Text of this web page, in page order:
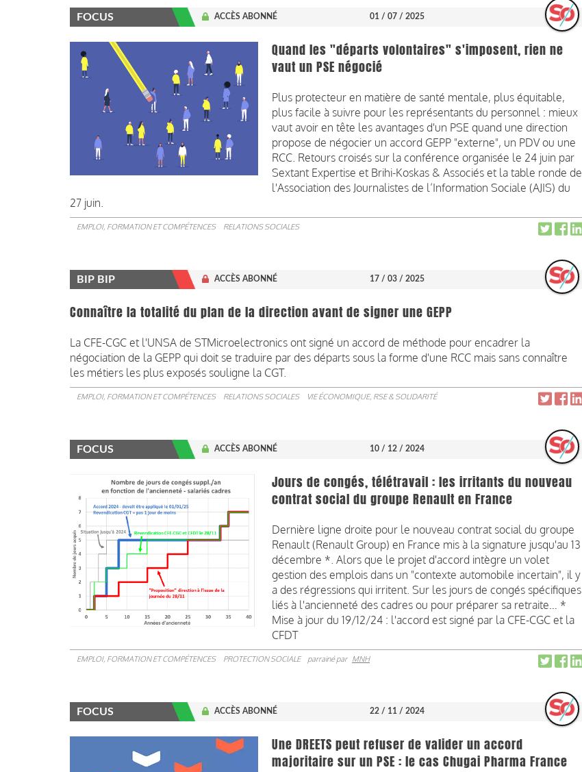
FOCUS ACCÈS ABONNÉ 01 / 07 / 2025
Quand les "départs volontaires" s'imposent, rien ne
vaut un PSE négocié
Plus protecteur en matière de santé mentale, plus équitable,
plus facile à suivre pour les représentants du personnel : mieux
vaut avoir en tête les avantages d'un PSE quand une direction
propose de négocier un accord GEPP "externe", un PDV ou une
RCC. Retours croisés sur la conférence organisée le 24 juin par
Sextant Expertise et Brihi-Koskas & Associés et la table ronde de
l'Association des Journalistes de l’Information Sociale (AJIS) du
27 juin.
EMPLOI, FORMATION ET COMPÉTENCES RELATIONS SOCIALES
BIP BIP ACCÈS ABONNÉ 17 / 03 / 2025
Connaître la totalité du plan de la direction avant de signer une GEPP
La CFE-CGC et l'UNSA de STMicroelectronics ont signé un accord de méthode pour encadrer la
négociation de la GEPP qui doit se traduire par des départs sous la forme d'une RCC mais sans connaître
les métiers les plus exposés souligne la CGT.
EMPLOI, FORMATION ET COMPÉTENCES RELATIONS SOCIALES VIE ÉCONOMIQUE, RSE & SOLIDARITÉ
FOCUS ACCÈS ABONNÉ 10 / 12 / 2024
Jours de congés, télétravail : les irritants du nouveau
contrat social du groupe Renault en France
Dernière ligne droite pour le nouveau contrat social du groupe
Renault (Renault Group) en France mis à la signature jusqu'au 13
décembre *. Alors que le projet d'accord intègre un volet
gestion des emplois dans un "contexte automobile incertain", il y
a des régressions qui irritent. Sur les jours de congés spécifiques
liés à l'ancienneté des cadres ou pour préparer sa retraite… *
Mise à jour du 19/12/24 : l'accord est signé par la CFE-CGC et la
CFDT
EMPLOI, FORMATION ET COMPÉTENCES PROTECTION SOCIALE parrainé par MNH
FOCUS ACCÈS ABONNÉ 22 / 11 / 2024
Une DREETS peut refuser de valider un accord
majoritaire sur un PSE : le cas Chugai Pharma France